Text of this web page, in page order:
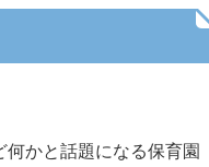
かと話題になる保育園